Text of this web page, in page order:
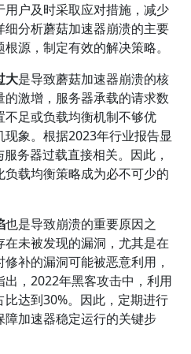
用户及时采取应对措施，减少
分析蘑菇加速器崩溃的主要
源，制定有效的解决策略。
大是导致蘑菇加速器崩溃的核
激增，服务器承载的请求数
足或负载均衡机制不够优
象。根据2023年行业报告显
务器过载直接相关。因此，
载均衡策略成为必不可少的
也是导致崩溃的重要原因之
未被发现的漏洞，尤其是在
补的漏洞可能被恶意利用，
，2022年黑客攻击中，利用
达到30%。因此，定期进行
加速器稳定运行的关键步